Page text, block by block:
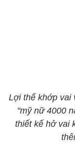
Lợi thế khớp vai
"mỹ nữ 4000
thiết kế hở vai